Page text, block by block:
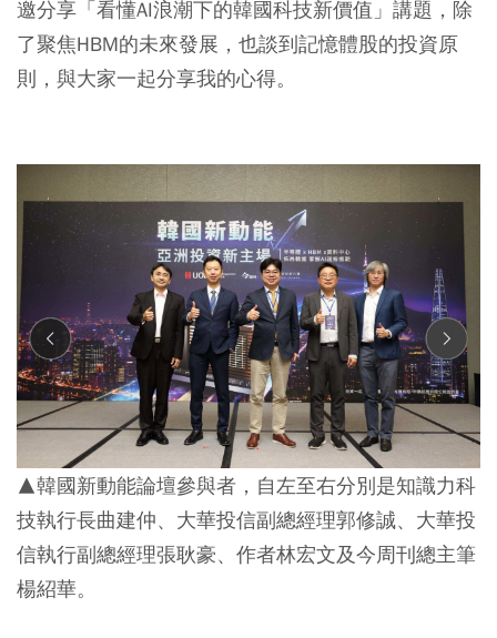
邀分享「看懂AI浪潮下的韓國科技新價值」講題，除
了聚焦HBM的未來發展，也談到記憶體股的投資原
則，與大家一起分享我的心得。
▲韓國新動能論壇參與者，自左至右分別是知識力科
技執行長曲建仲、大華投信副總經理郭修誠、大華投
信執行副總經理張耿豪、作者林宏文及今周刊總主筆
楊紹華。